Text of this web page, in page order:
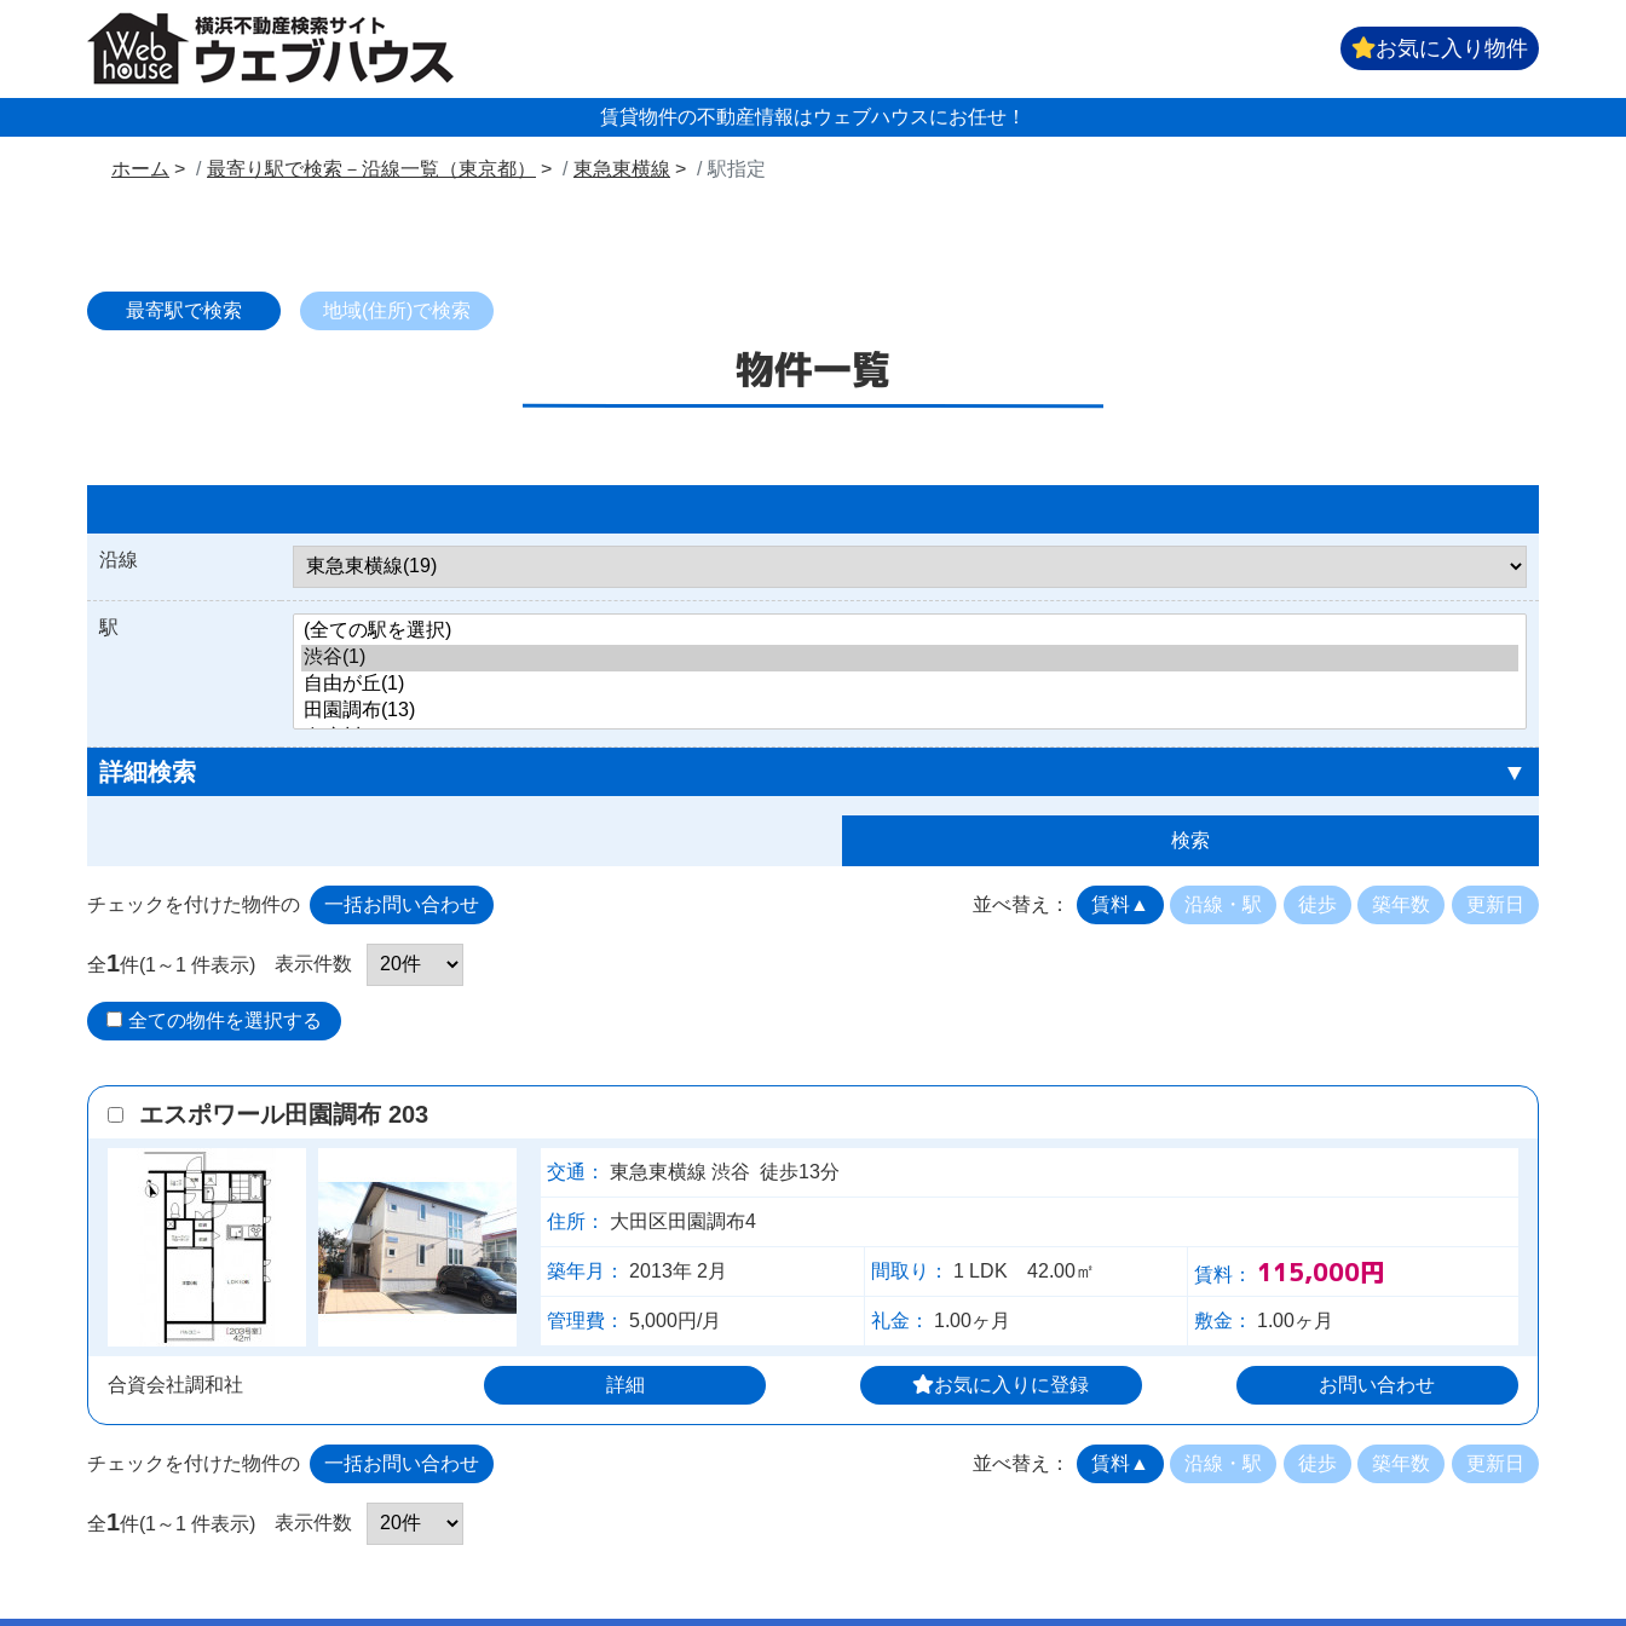
お気に入り物件
賃貸物件の不動産情報はウェブハウスにお任せ！
ホーム 最寄り駅で検索－沿線一覧（東京都） 東急東横線 駅指定
最寄駅で検索 地域(住所)で検索
物件一覧
沿線
駅
詳細検索 ▼
チェックを付けた物件の 並べ替え： 賃料▲ 沿線・駅 徒歩 築年数 更新日
全1件(1～1 件表示) 表示件数
全ての物件を選択する
エスポワール田園調布 203
交通： 東急東横線 渋谷 徒歩13分
住所： 大田区田園調布4
築年月： 2013年 2月 間取り： 1 LDK 42.00㎡ 賃料： 115,000円
管理費： 5,000円/月 礼金： 1.00ヶ月 敷金： 1.00ヶ月
合資会社調和社 詳細 お気に入りに登録 お問い合わせ
チェックを付けた物件の 並べ替え： 賃料▲ 沿線・駅 徒歩 築年数 更新日
全1件(1～1 件表示) 表示件数